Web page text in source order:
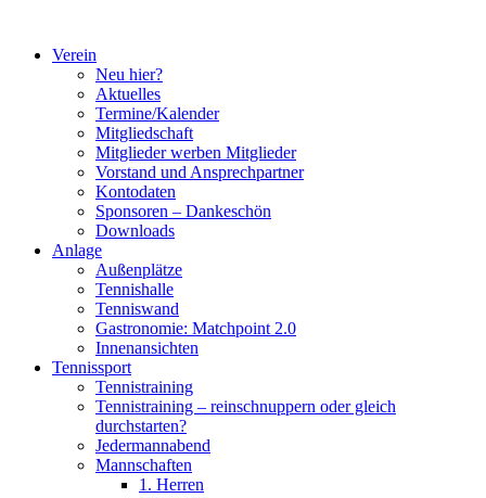
springenVerein
Neu hier?
Aktuelles
Termine/Kalender
Mitgliedschaft
Mitglieder werben Mitglieder
Vorstand und Ansprechpartner
Kontodaten
Sponsoren – Dankeschön
Downloads
Anlage
Außenplätze
Tennishalle
Tenniswand
Gastronomie: Matchpoint 2.0
Innenansichten
Tennissport
Tennistraining
Tennistraining – reinschnuppern oder gleich
durchstarten?
Jedermannabend
Mannschaften
1. Herren